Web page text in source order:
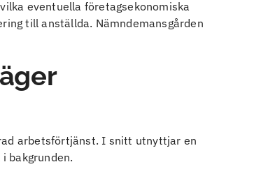
eventuella företagsekonomiska
till anställda. Nämndemansgården
arbetsförtjänst. I snitt utnyttjar en
bakgrunden.